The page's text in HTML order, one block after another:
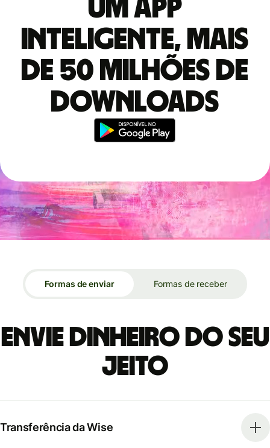
Um app
inteligente, mais
de 50 milhões de
downloads
Formas de enviar Formas de receber
Envie dinheiro do seu
jeito
Transferência da Wise